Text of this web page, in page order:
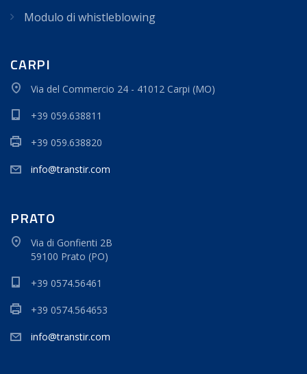
Modulo di whistleblowing
CARPI
Via del Commercio 24 - 41012 Carpi (MO)
+39 059.638811
+39 059.638820
info@transtir.com
PRATO
Via di Gonfienti 2B
59100 Prato (PO)
+39 0574.56461
+39 0574.564653
info@transtir.com